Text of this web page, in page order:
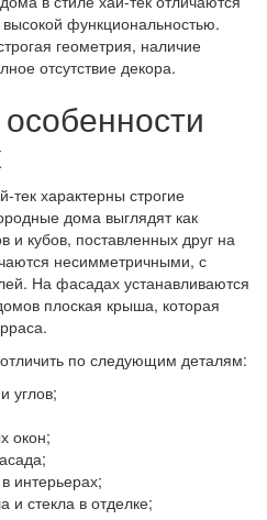
функциональностью.
геометрия, наличие
отсутствие декора.
тек характерны строгие
дома выглядят как
и кубов, поставленных друг на
несимметричными, с
На фасадах устанавливаются
плоская крыша, которая
по следующим деталям:
углов;
окон;
интерьерах;
и стекла в отделке;